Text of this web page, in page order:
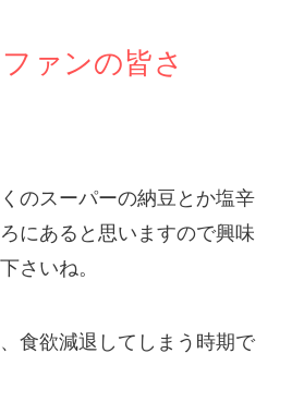
ァンの皆さ
のスーパーの納豆とか塩辛
にあると思いますので興味
さいね。
食欲減退してしまう時期で